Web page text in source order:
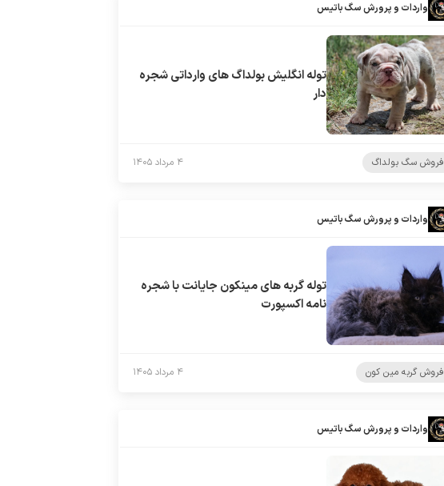
واردات و پرورش سگ باتیس
توله انگلیش بولداگ های وارداتی شجره
دار
فروش سگ بولداگ ۴ مرداد ۱۴۰۵
واردات و پرورش سگ باتیس
توله گربه های مینکون جایانت با شجره
نامه اکسپورت
فروش گربه مین کون ۴ مرداد ۱۴۰۵
واردات و پرورش سگ باتیس